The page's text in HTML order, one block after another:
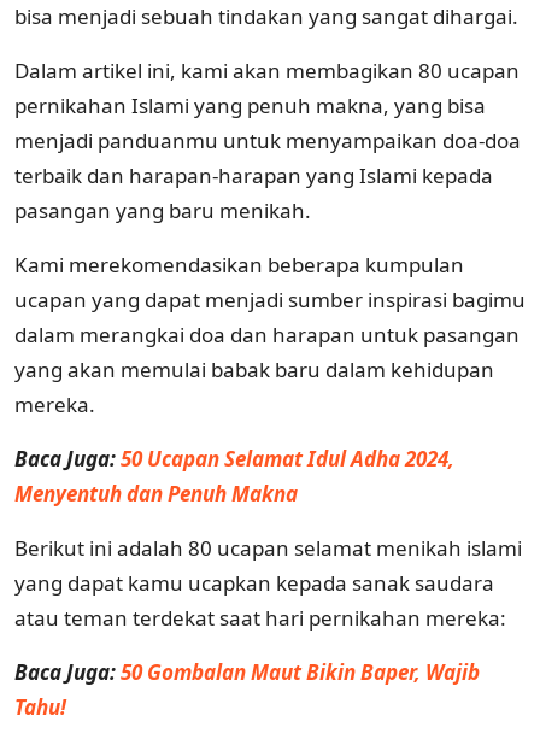
bisa menjadi sebuah tindakan yang sangat dihargai.
Dalam artikel ini, kami akan membagikan 80 ucapan
pernikahan Islami yang penuh makna, yang bisa
menjadi panduanmu untuk menyampaikan doa-doa
terbaik dan harapan-harapan yang Islami kepada
pasangan yang baru menikah.
Kami merekomendasikan beberapa kumpulan
ucapan yang dapat menjadi sumber inspirasi bagimu
dalam merangkai doa dan harapan untuk pasangan
yang akan memulai babak baru dalam kehidupan
mereka.
Baca Juga:50 Ucapan Selamat Idul Adha 2024,
Menyentuh dan Penuh Makna
Berikut ini adalah 80 ucapan selamat menikah islami
yang dapat kamu ucapkan kepada sanak saudara
atau teman terdekat saat hari pernikahan mereka:
Baca Juga:50 Gombalan Maut Bikin Baper, Wajib
Tahu!